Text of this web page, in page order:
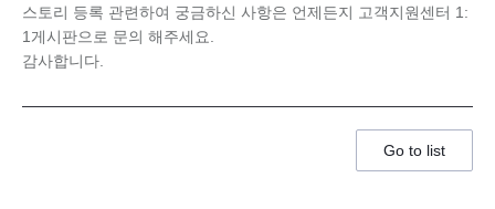
스토리 등록 관련하여 궁금하신 사항은 언제든지 고객지원센터 1:
1게시판으로 문의 해주세요.
감사합니다.
Go to list